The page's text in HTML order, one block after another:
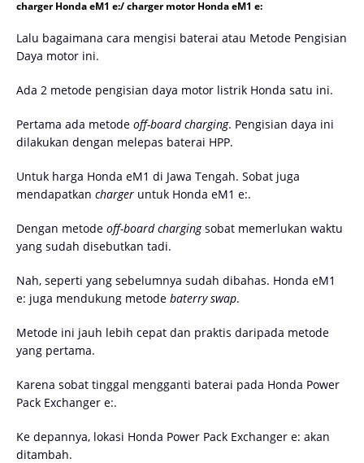
charger Honda eM1 e:/ charger motor Honda eM1 e:
Lalu bagaimana cara mengisi baterai atau Metode Pengisian
Daya motor ini.
Ada 2 metode pengisian daya motor listrik Honda satu ini.
Pertama ada metode off-board charging. Pengisian daya ini
dilakukan dengan melepas baterai HPP.
Untuk harga Honda eM1 di Jawa Tengah. Sobat juga
mendapatkan charger untuk Honda eM1 e:.
Dengan metode off-board chargingsobat memerlukan waktu
yang sudah disebutkan tadi.
Nah, seperti yang sebelumnya sudah dibahas. Honda eM1
e: juga mendukung metode baterry swap.
Metode ini jauh lebih cepat dan praktis daripada metode
yang pertama.
Karena sobat tinggal mengganti baterai pada Honda Power
Pack Exchanger e:.
Ke depannya, lokasi Honda Power Pack Exchanger e: akan
ditambah.